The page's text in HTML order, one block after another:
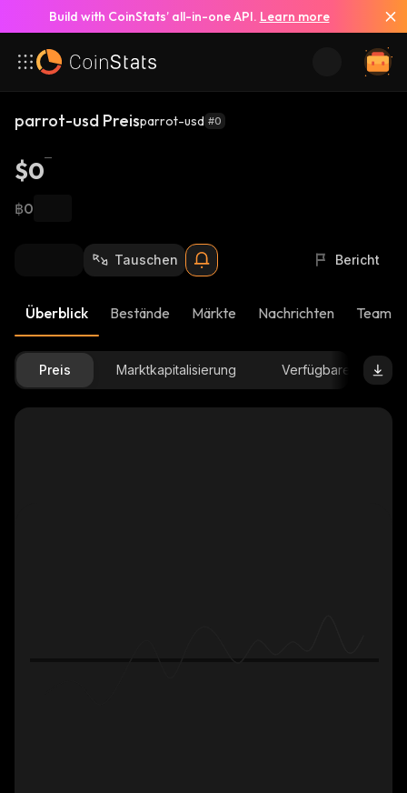
Build with CoinStats’ all-in-one API. Learn more
parrot-usd Preisparrot-usd #0
$0
฿0
Tauschen Bericht
Überblick Bestände Märkte Nachrichten Team-
Preis Marktkapitalisierung Verfügbare Menge